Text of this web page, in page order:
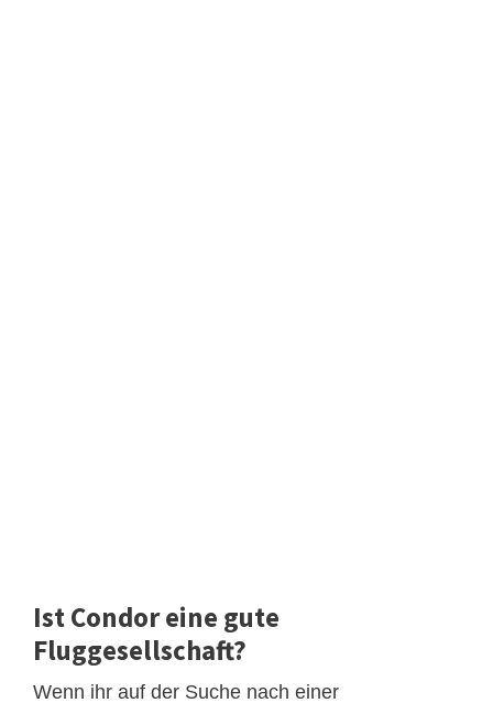
Ist Condor eine gute
Fluggesellschaft?
Wenn ihr auf der Suche nach einer